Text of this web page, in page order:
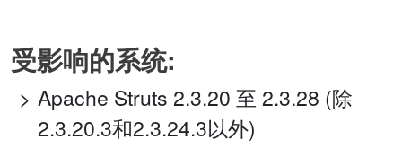
受影响的系统:
Apache Struts 2.3.20 至 2.3.28 (除
2.3.20.3和2.3.24.3以外)